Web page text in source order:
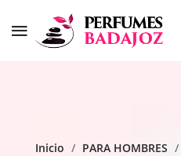
Inicio / PARA HOMBRES /